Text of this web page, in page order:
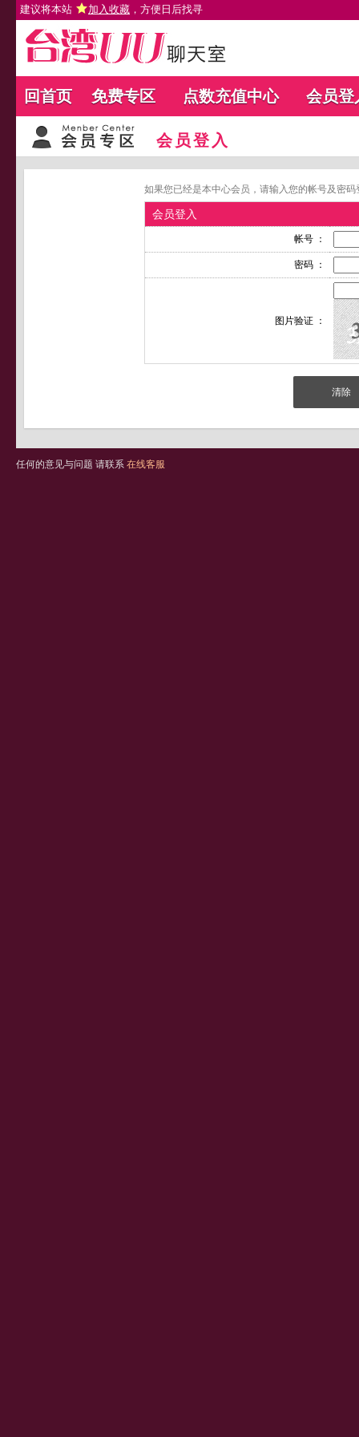
建议将本站 加入收藏 ，方便日后找寻
回首页 免费专区 点数充值中心 会员登
会员登入
如果您已经是本中心会员，请输入您的帐号及密
会员登入
帐号 ：
密码 ：
图片验证 ：
任何的意见与问题 请联系 在线客服